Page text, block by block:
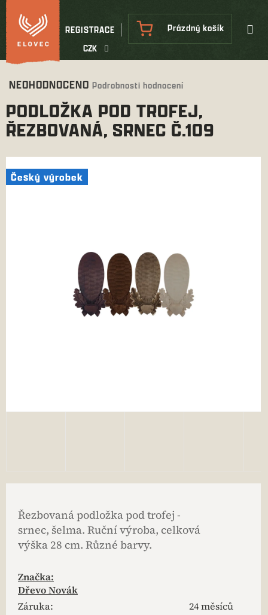
Přejít
na
obsah
CZK
REGISTRACE
NÁKUPNÍ
KOŠÍK
Prázdný košík
Průměrné
produktu
je
0,0
hvězdiček.
NEOHODNOCENO Podrobnosti hodnocení
PODLOŽKA POD TROFEJ,
ŘEZBOVANÁ, SRNEC Č.109
Český výrobek
Český výrobek
Řezbovaná podložka pod trofej -
srnec, šelma. Ruční výroba, celková
výška 28 cm. Různé barvy.
Značka:
Dřevo Novák
Záruka:
24 měsíců